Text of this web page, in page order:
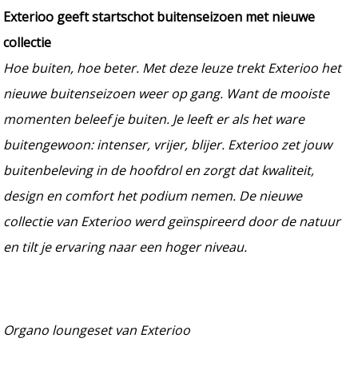
Exterioo geeft startschot buitenseizoen met nieuwe
collectie
Hoe buiten, hoe beter. Met deze leuze trekt Exterioo het
nieuwe buitenseizoen weer op gang. Want de mooiste
momenten beleef je buiten. Je leeft er als het ware
buitengewoon: intenser, vrijer, blijer. Exterioo zet jouw
buitenbeleving in de hoofdrol en zorgt dat kwaliteit,
design en comfort het podium nemen. De nieuwe
collectie van Exterioo werd geïnspireerd door de natuur
en tilt je ervaring naar een hoger niveau.
Organo loungeset van Exterioo